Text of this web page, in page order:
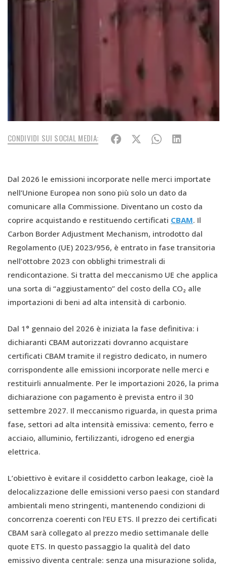
CONDIVIDI SUI SOCIAL MEDIA:
Dal 2026 le emissioni incorporate nelle merci importate
nell’Unione Europea non sono più solo un dato da
comunicare alla Commissione. Diventano un costo da
coprire acquistando e restituendo certificati CBAM. Il
Carbon Border Adjustment Mechanism, introdotto dal
Regolamento (UE) 2023/956, è entrato in fase transitoria
nell’ottobre 2023 con obblighi trimestrali di
rendicontazione. Si tratta del meccanismo UE che applica
una sorta di “aggiustamento” del costo della CO₂ alle
importazioni di beni ad alta intensità di carbonio.
Dal 1° gennaio del 2026 è iniziata la fase definitiva: i
dichiaranti CBAM autorizzati dovranno acquistare
certificati CBAM tramite il registro dedicato, in numero
corrispondente alle emissioni incorporate nelle merci e
restituirli annualmente. Per le importazioni 2026, la prima
dichiarazione con pagamento è prevista entro il 30
settembre 2027. Il meccanismo riguarda, in questa prima
fase, settori ad alta intensità emissiva: cemento, ferro e
acciaio, alluminio, fertilizzanti, idrogeno ed energia
elettrica.
L’obiettivo è evitare il cosiddetto carbon leakage, cioè la
delocalizzazione delle emissioni verso paesi con standard
ambientali meno stringenti, mantenendo condizioni di
concorrenza coerenti con l’EU ETS. Il prezzo dei certificati
CBAM sarà collegato al prezzo medio settimanale delle
quote ETS. In questo passaggio la qualità del dato
emissivo diventa centrale: senza una misurazione solida,